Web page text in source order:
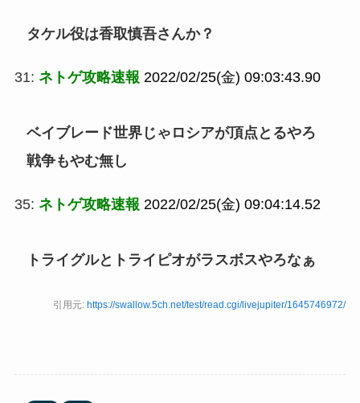
タケル役は香取慎吾さんか？
31: ネトゲ攻略速報 2022/02/25(金) 09:03:43.90
ベイブレード世界じゃロシアが頂点とるやろ
戦争もやむ無し
35: ネトゲ攻略速報 2022/02/25(金) 09:04:14.52
トライグルとトライピオがラスボスやろなぁ
引用元: https://swallow.5ch.net/test/read.cgi/livejupiter/1645746972/